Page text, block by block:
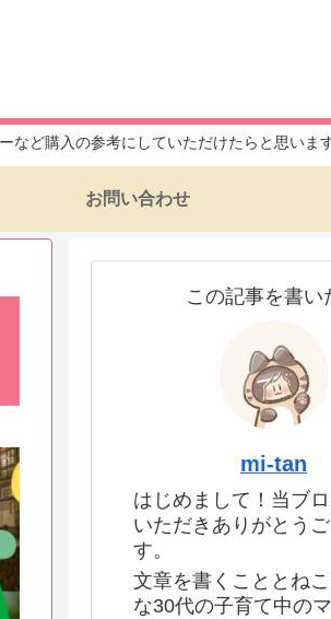
など購入の参考にしていただけたらと思いま
お問い合わせ
この記事を書い
mi-tan
はじめまして！当ブ
いただきありがとう
す。
文章を書くこととね
な30代の子育て中のマ